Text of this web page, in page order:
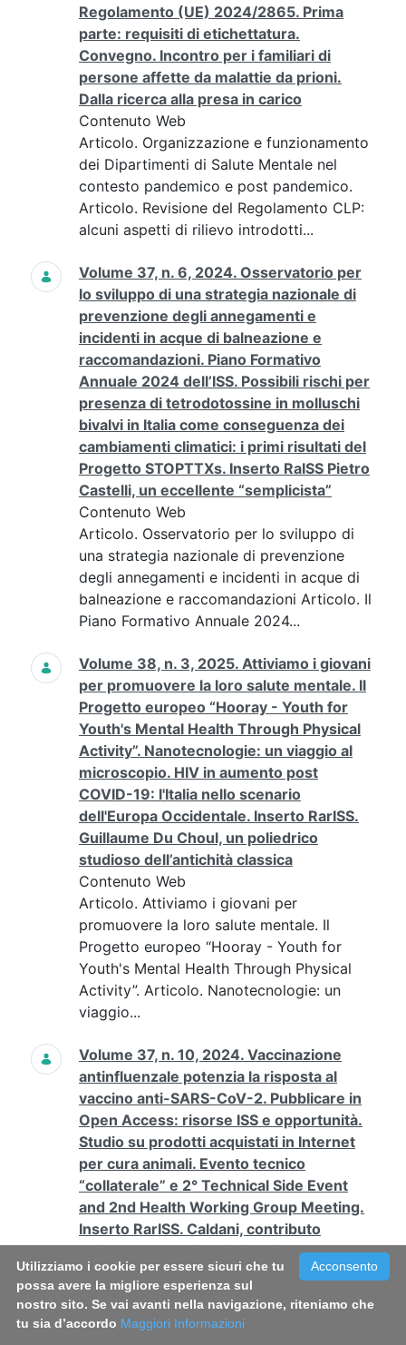
Regolamento (UE) 2024/2865. Prima
parte: requisiti di etichettatura.
Convegno. Incontro per i familiari di
persone affette da malattie da prioni.
Dalla ricerca alla presa in carico
Contenuto Web
Articolo. Organizzazione e funzionamento
dei Dipartimenti di Salute Mentale nel
contesto pandemico e post pandemico.
Articolo. Revisione del Regolamento CLP:
alcuni aspetti di rilievo introdotti...
Volume 37, n. 6, 2024. Osservatorio per
lo sviluppo di una strategia nazionale di
prevenzione degli annegamenti e
incidenti in acque di balneazione e
raccomandazioni. Piano Formativo
Annuale 2024 dell’ISS. Possibili rischi per
presenza di tetrodotossine in molluschi
bivalvi in Italia come conseguenza dei
cambiamenti climatici: i primi risultati del
Progetto STOPTTXs. Inserto RaISS Pietro
Castelli, un eccellente “semplicista”
Contenuto Web
Articolo. Osservatorio per lo sviluppo di
una strategia nazionale di prevenzione
degli annegamenti e incidenti in acque di
balneazione e raccomandazioni Articolo. Il
Piano Formativo Annuale 2024...
Volume 38, n. 3, 2025. Attiviamo i giovani
per promuovere la loro salute mentale. Il
Progetto europeo “Hooray - Youth for
Youth's Mental Health Through Physical
Activity”. Nanotecnologie: un viaggio al
microscopio. HIV in aumento post
COVID-19: l'Italia nello scenario
dell'Europa Occidentale. Inserto RarISS.
Guillaume Du Choul, un poliedrico
studioso dell’antichità classica
Contenuto Web
Articolo. Attiviamo i giovani per
promuovere la loro salute mentale. Il
Progetto europeo “Hooray - Youth for
Youth's Mental Health Through Physical
Activity”. Articolo. Nanotecnologie: un
viaggio...
Volume 37, n. 10, 2024. Vaccinazione
antinfluenzale potenzia la risposta al
vaccino anti-SARS-CoV-2. Pubblicare in
Open Access: risorse ISS e opportunità.
Studio su prodotti acquistati in Internet
per cura animali. Evento tecnico
“collaterale” e 2° Technical Side Event
and 2nd Health Working Group Meeting.
Inserto RarISS. Caldani, contributo
sviluppo anatomia e fisiologia moderna
Contenuto Web
2024 10 37 La vaccinazione antinfluenzale
potenzia la risposta al vaccino anti-SARS-
Acconsento
Utilizziamo i cookie per essere sicuri che tu
possa avere la migliore esperienza sul
nostro sito. Se vai avanti nella navigazione, riteniamo che
tu sia d’accordo Maggiori Informazioni